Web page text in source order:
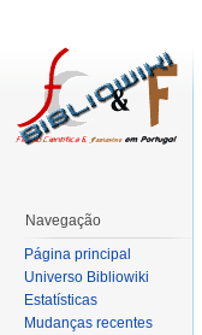
Navegação
Página principal
Universo Bibliowiki
Estatísticas
Mudanças recentes